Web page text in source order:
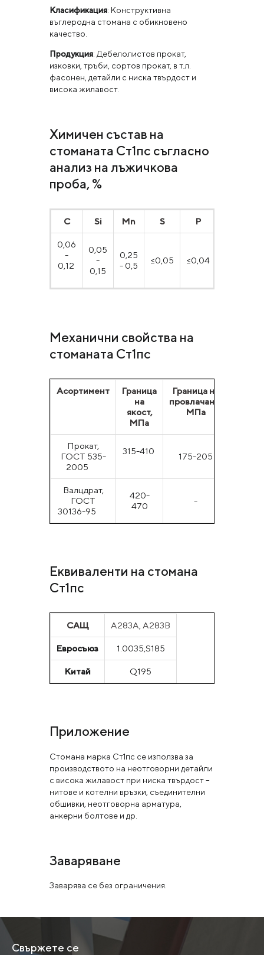
Класификация: Конструктивна
въглеродна стомана с обикновено
качество.
Продукция: Дебелолистов прокат,
изковки, тръби, сортов прокат, в т.л.
фасонен, детайли с ниска твърдост и
висока жилавост.
Химичен състав на
стоманата Ст1пс съгласно
анализ на лъжичкова
проба, %
С Si Mn S P
0,06
-
0,12
0,05
-
0,15
0,25
- 0,5
≤0,05 ≤0,04
Механични свойства на
стоманата Ст1пс
Асортимент
Граница
на
якост,
МПа
Граница на
провлачане,
МПа
Прокат,
ГОСТ 535-
2005
315-410
175-205
Валцдрат,
ГОСТ
30136-95
420-
470
-
Еквиваленти на стомана
Ст1пс
САЩ A283A, A283B
Евросъюз 1.0035,S185
Китай Q195
Приложение
Стомана марка Ст1пс се използва за
производството на неотговорни детайли
с висока жилавост при ниска твърдост –
нитове и котелни връзки, съединителни
обшивки, неотговорна арматура,
анкерни болтове и др.
Заваряване
Заварява се без ограничения.
Свържете се